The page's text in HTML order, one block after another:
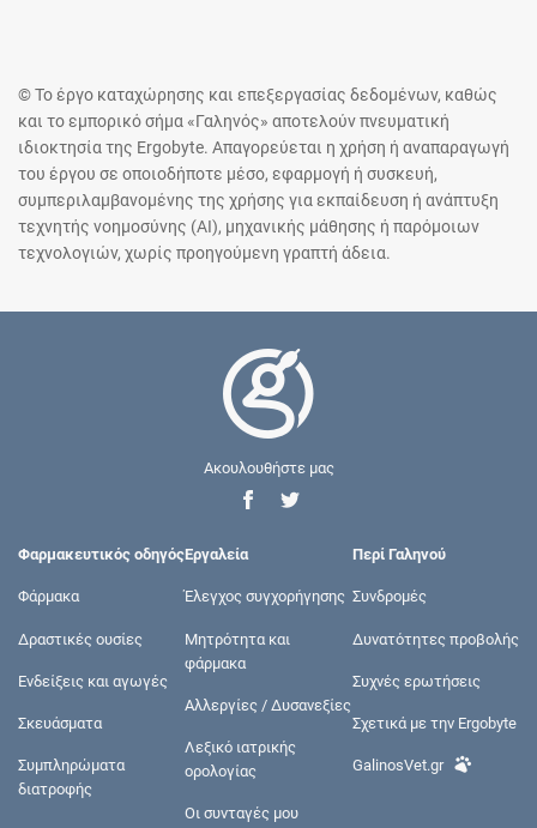
© Το έργο καταχώρησης και επεξεργασίας δεδομένων, καθώς
και το εμπορικό σήμα «Γαληνός» αποτελούν πνευματική
ιδιοκτησία της Ergobyte. Απαγορεύεται η χρήση ή αναπαραγωγή
του έργου σε οποιοδήποτε μέσο, εφαρμογή ή συσκευή,
συμπεριλαμβανομένης της χρήσης για εκπαίδευση ή ανάπτυξη
τεχνητής νοημοσύνης (AI), μηχανικής μάθησης ή παρόμοιων
τεχνολογιών, χωρίς προηγούμενη γραπτή άδεια.
Ακουλουθήστε μας
Φαρμακευτικός οδηγός
Φάρμακα
Δραστικές ουσίες
Ενδείξεις και αγωγές
Σκευάσματα
Συμπληρώματα
διατροφής
Εργαλεία
Έλεγχος συγχορήγησης
Μητρότητα και
φάρμακα
Αλλεργίες / Δυσανεξίες
Λεξικό ιατρικής
ορολογίας
Οι συνταγές μου
Περί Γαληνού
Συνδρομές
Δυνατότητες προβολής
Συχνές ερωτήσεις
Σχετικά με την Ergobyte
GalinosVet.gr